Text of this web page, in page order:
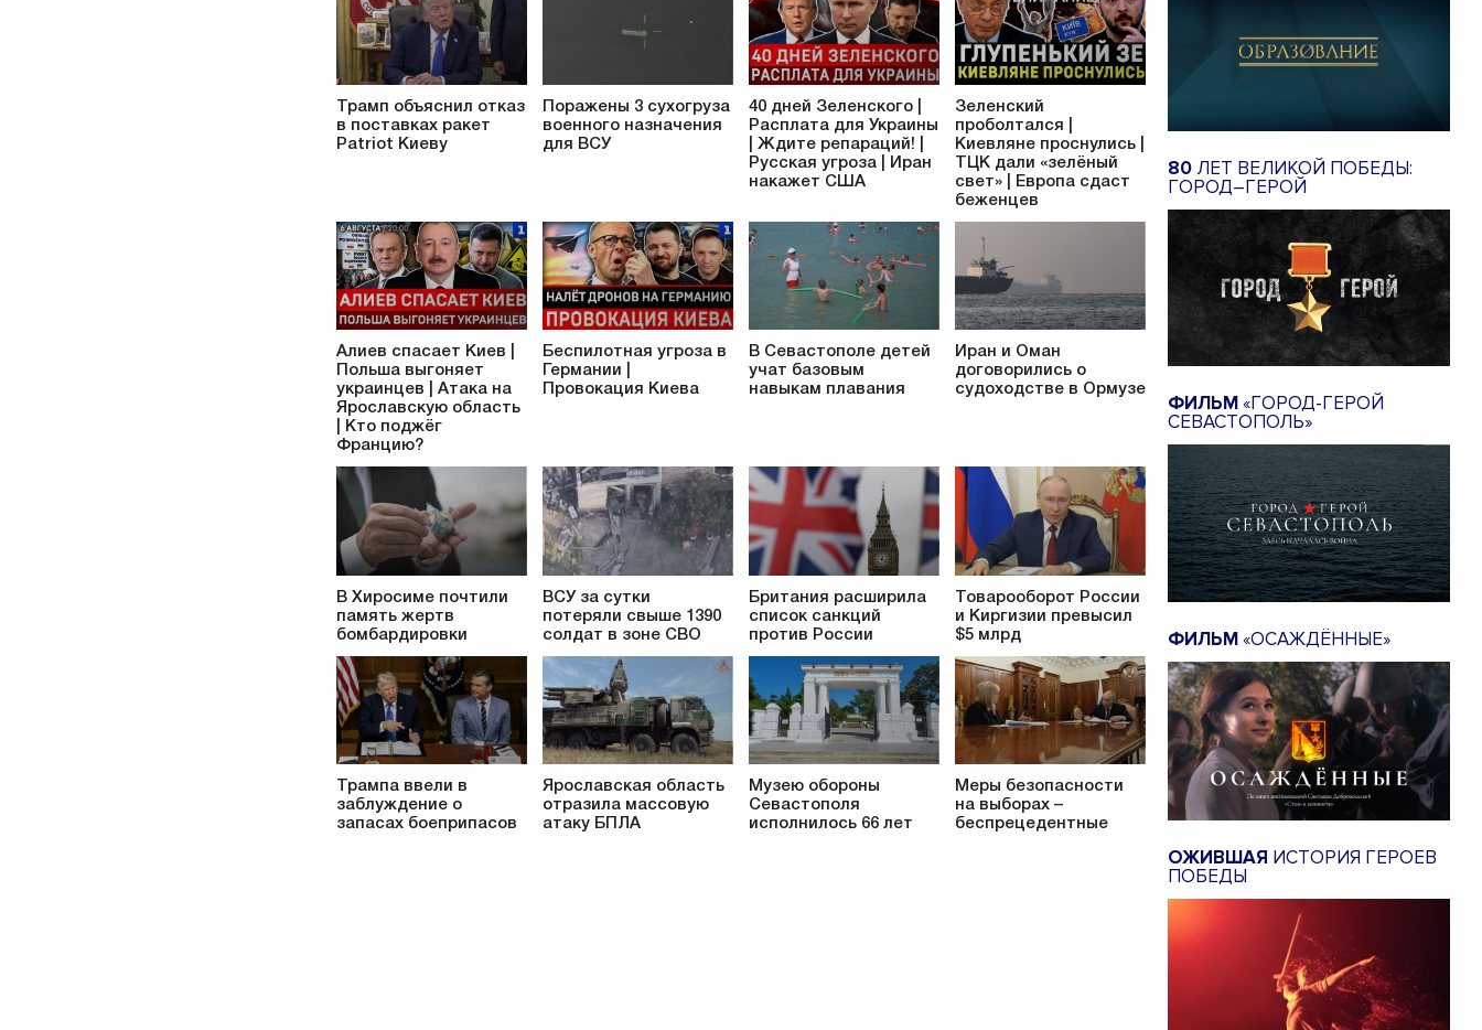
Трамп объяснил отказ
в поставках ракет
Patriot Киеву
Поражены 3 сухогруза
военного назначения
для ВСУ
40 дней Зеленского |
Расплата для Украины
| Ждите репараций! |
Русская угроза | Иран
накажет США
Зеленский
проболтался |
Киевляне проснулись |
ТЦК дали «зелёный
свет» | Европа сдаст
беженцев
Алиев спасает Киев |
Польша выгоняет
украинцев | Атака на
Ярославскую область
| Кто поджёг
Францию?
Беспилотная угроза в
Германии |
Провокация Киева
В Севастополе детей
учат базовым
навыкам плавания
Иран и Оман
договорились о
судоходстве в Ормузе
В Хиросиме почтили
память жертв
бомбардировки
ВСУ за сутки
потеряли свыше 1390
солдат в зоне СВО
Британия расширила
список санкций
против России
Товарооборот России
и Киргизии превысил
$5 млрд
Трампа ввели в
заблуждение о
запасах боеприпасов
Ярославская область
отразила массовую
атаку БПЛА
Музею обороны
Севастополя
исполнилось 66 лет
Меры безопасности
на выборах –
беспрецедентные
80 ЛЕТ ВЕЛИКОЙ ПОБЕДЫ:
ГОРОД–ГЕРОЙ
ФИЛЬМ«ГОРОД-ГЕРОЙ
СЕВАСТОПОЛЬ»
ФИЛЬМ«ОСАЖДЁННЫЕ»
ОЖИВШАЯ ИСТОРИЯ ГЕРОЕВ
ПОБЕДЫ